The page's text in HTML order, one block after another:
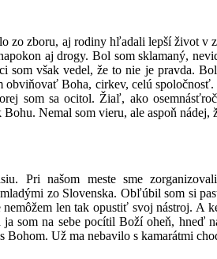
zboru, aj rodiny hľadali lepší život v
aj drogy. Bol som sklamaný,
som však vedel, že to nie je pravda.
Boha, cirkev, celú
som sa ocitol. Žiaľ, ako
Nemal som vieru, ale aspoň
našom meste sme
zo Slovenska. Obľúbil som si
len tak opustiť svoj nástroj. A
som na sebe pocítil Boží oheň,
Bohom. Už ma nebavilo s kamarátmi